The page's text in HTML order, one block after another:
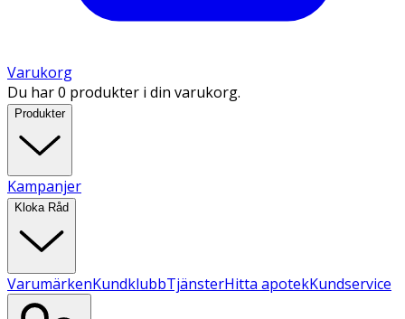
Varukorg
Du har 0 produkter i din varukorg.
Produkter
Kampanjer
Kloka Råd
VarumärkenKundklubbTjänsterHitta apotekKundservice